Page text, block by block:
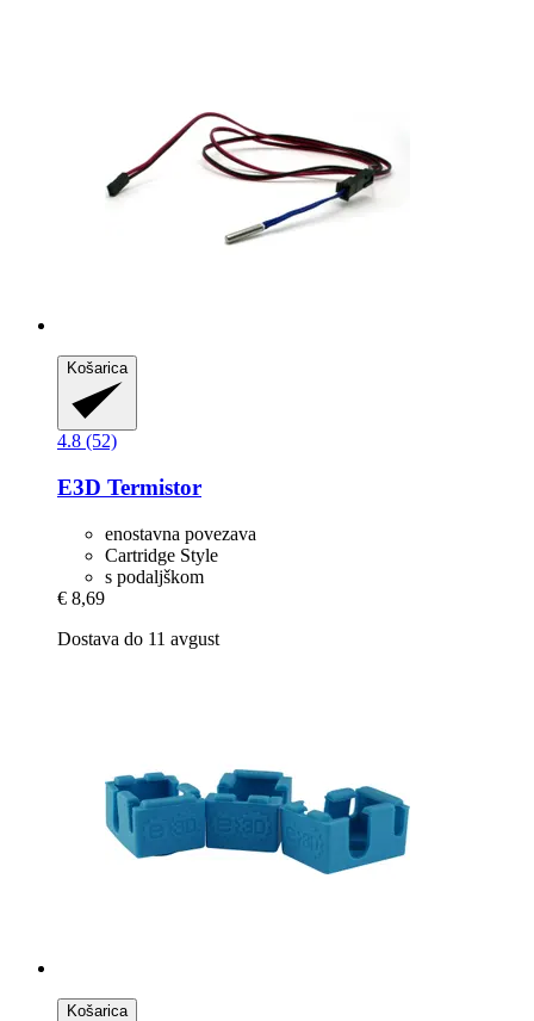
Košarica
4.8 (52)
E3D Termistor
enostavna povezava
Cartridge Style
s podaljškom
€ 8,69
Dostava do 11 avgust
Košarica